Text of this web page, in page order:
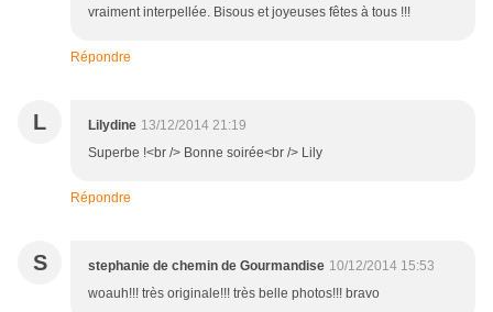
vraiment interpellée. Bisous et joyeuses fêtes à tous !!!
Répondre
L Lilydine 13/12/2014 21:19
Superbe !<br /> Bonne soirée<br /> Lily
Répondre
S stephanie de chemin de Gourmandise 10/12/2014 15:53
woauh!!! très originale!!! très belle photos!!! bravo